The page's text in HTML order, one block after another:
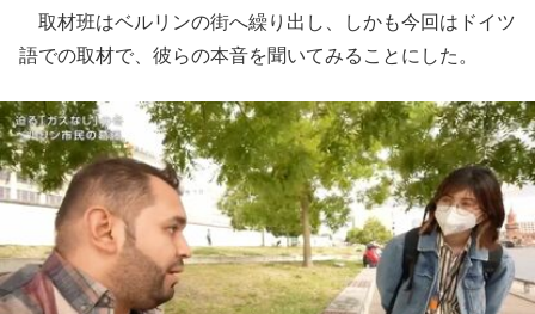
取材班はベルリンの街へ繰り出し、しかも今回はドイツ
語での取材で、彼らの本音を聞いてみることにした。